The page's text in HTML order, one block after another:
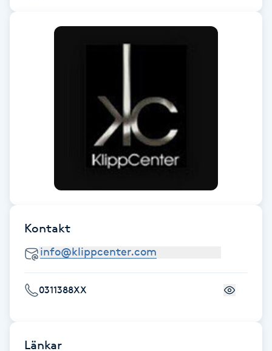
Gellack med förstärkning
Gravidyoga
Gua Sha-massage
Kontakt
0311388XX
Länkar